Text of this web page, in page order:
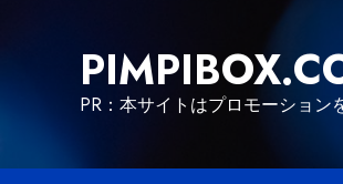
PR：本サイトはプロモーション